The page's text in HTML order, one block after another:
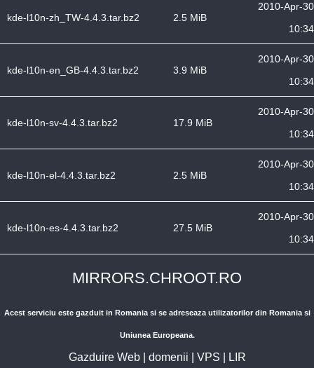
kde-l10n-zh_TW-4.4.3.tar.bz2 2.5 MiB
2010-Apr-30
10:34
kde-l10n-en_GB-4.4.3.tar.bz2 3.9 MiB
2010-Apr-30
10:34
kde-l10n-sv-4.4.3.tar.bz2 17.9 MiB
2010-Apr-30
10:34
kde-l10n-el-4.4.3.tar.bz2 2.5 MiB
2010-Apr-30
10:34
kde-l10n-es-4.4.3.tar.bz2 27.5 MiB
2010-Apr-30
10:34
MIRRORS.CHROOT.RO
Acest serviciu este gazduit in Romania si se adreseaza utilizatorilor din Romania si
Uniunea Europeana.
Gazduire Web| domenii VPS LIR